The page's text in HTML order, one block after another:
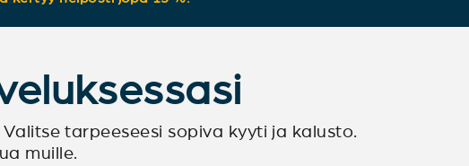
tarpeeseesi sopiva kyyti ja kalusto.
muille.